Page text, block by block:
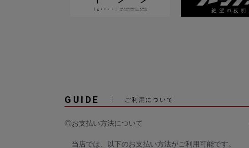
GUIDE ご利用について
◎お支払い方法について
当店では、以下のお支払い方法がご利用可能です。